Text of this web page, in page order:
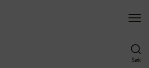
Søk